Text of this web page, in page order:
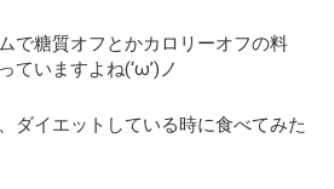
で糖質オフとかカロリーオフの料
ていますよね(‘ω’)ノ
ダイエットしている時に食べてみた